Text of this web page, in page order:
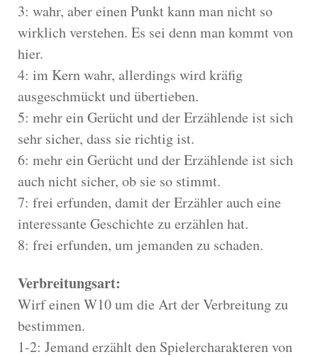
3: wahr, aber einen Punkt kann man nicht so
wirklich verstehen. Es sei denn man kommt von
hier.
4: im Kern wahr, allerdings wird kräfig
ausgeschmückt und übertieben.
5: mehr ein Gerücht und der Erzählende ist sich
sehr sicher, dass sie richtig ist.
6: mehr ein Gerücht und der Erzählende ist sich
auch nicht sicher, ob sie so stimmt.
7: frei erfunden, damit der Erzähler auch eine
interessante Geschichte zu erzählen hat.
8: frei erfunden, um jemanden zu schaden.
Verbreitungsart:
Wirf einen W10 um die Art der Verbreitung zu
bestimmen.
1-2: Jemand erzählt den Spielercharakteren von